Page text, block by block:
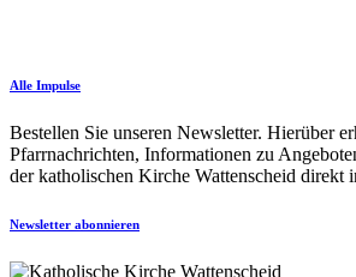
Alle Impulse
Bestellen Sie unseren Newsletter. Hierüber
Pfarrnachrichten, Informationen zu
der katholischen Kirche Wattenscheid direkt
Newsletter abonnieren